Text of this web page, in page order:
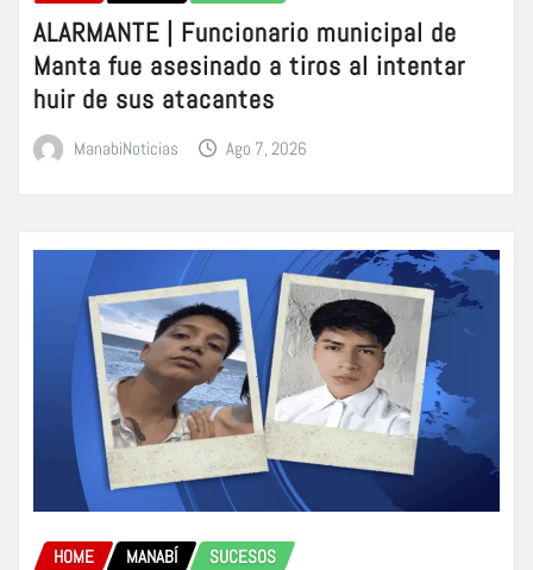
ALARMANTE | Funcionario municipal de
Manta fue asesinado a tiros al intentar
huir de sus atacantes
ManabiNoticias Ago 7, 2026
HOME MANABÍ SUCESOS